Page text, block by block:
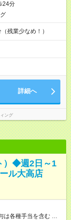
24分
残業少なめ！）
詳細へ
ング
）◆週2日～1
ル大高店
各種手当を含む ◇毎